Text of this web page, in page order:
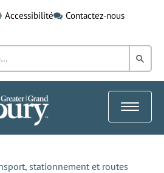
Accessibilité
Contactez-nous
dans
Toggle
stationnement et routes